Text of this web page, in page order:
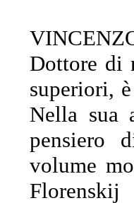
Dottore di
superiori,
Nella sua
pensiero
volume